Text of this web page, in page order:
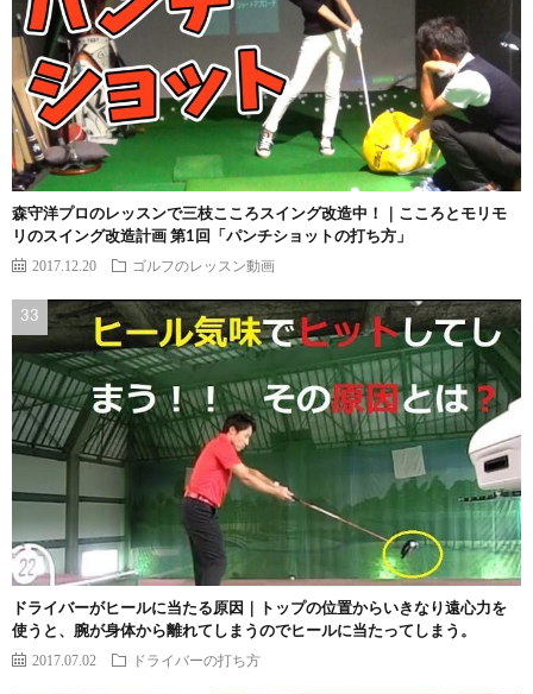
森守洋プロのレッスンで三枝こころスイング改造中！｜こころとモリモ
リのスイング改造計画 第1回「パンチショットの打ち方」
2017.12.20 ゴルフのレッスン動画
ドライバーがヒールに当たる原因｜トップの位置からいきなり遠心力を
使うと、腕が身体から離れてしまうのでヒールに当たってしまう。
2017.07.02 ドライバーの打ち方